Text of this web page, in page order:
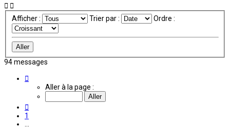
Afficher : Trier par : Ordre :
94 messages
Aller à la page :
1